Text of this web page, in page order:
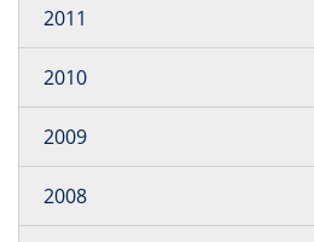
2011
2010
2009
2008